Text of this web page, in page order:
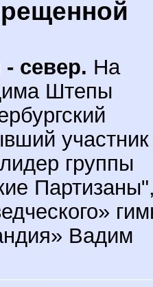
север. На
Штепы
участник
группы
Вадим